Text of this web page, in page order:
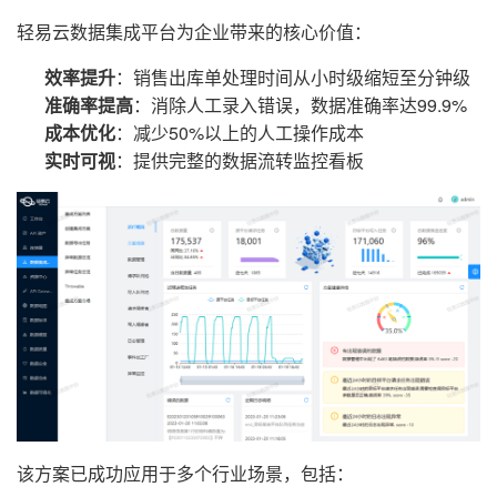
轻易云数据集成平台为企业带来的核心价值：
效率提升：销售出库单处理时间从小时级缩短至分钟级
准确率提高：消除人工录入错误，数据准确率达99.9%
成本优化：减少50%以上的人工操作成本
实时可视：提供完整的数据流转监控看板
该方案已成功应用于多个行业场景，包括：